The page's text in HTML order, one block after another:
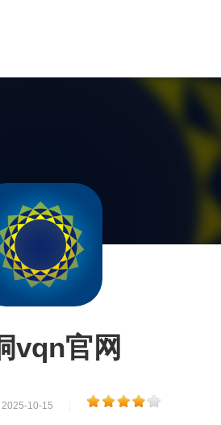
vqn官网
2025-10-15